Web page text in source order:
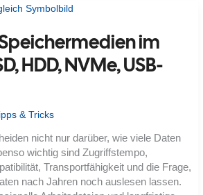
im
HDD, NVMe, USB-
& Tricks
nicht nur darüber, wie viele Daten
wichtig sind Zugriffstempo,
Transportfähigkeit und die Frage,
nach Jahren noch auslesen lassen.